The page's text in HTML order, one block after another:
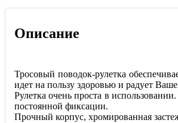
Описание
Тросовый поводок-рулетка
идет на пользу здоровью и радует
Рулетка очень проста в
постоянной фиксации.
Прочный корпус, хромированная